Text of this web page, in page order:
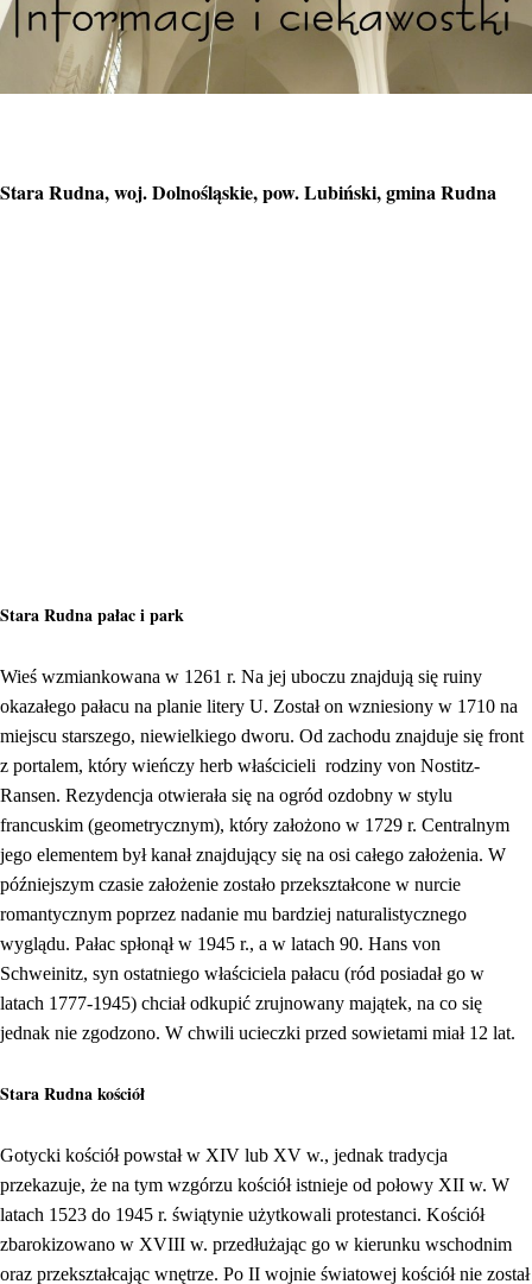
Stara Rudna, woj. Dolnośląskie, pow. Lubiński, gmina Rudna
Stara Rudna pałac i park
Wieś wzmiankowana w 1261 r. Na jej uboczu znajdują się ruiny
okazałego pałacu na planie litery U. Został on wzniesiony w 1710 na
miejscu starszego, niewielkiego dworu. Od zachodu znajduje się front
z portalem, który wieńczy herb właścicieli rodziny von Nostitz-
Ransen. Rezydencja otwierała się na ogród ozdobny w stylu
francuskim (geometrycznym), który założono w 1729 r. Centralnym
jego elementem był kanał znajdujący się na osi całego założenia. W
późniejszym czasie założenie zostało przekształcone w nurcie
romantycznym poprzez nadanie mu bardziej naturalistycznego
wyglądu. Pałac spłonął w 1945 r., a w latach 90. Hans von
Schweinitz, syn ostatniego właściciela pałacu (ród posiadał go w
latach 1777-1945) chciał odkupić zrujnowany majątek, na co się
jednak nie zgodzono. W chwili ucieczki przed sowietami miał 12 lat.
Stara Rudna kościół
Gotycki kościół powstał w XIV lub XV w., jednak tradycja
przekazuje, że na tym wzgórzu kościół istnieje od połowy XII w. W
latach 1523 do 1945 r. świątynie użytkowali protestanci. Kościół
zbarokizowano w XVIII w. przedłużając go w kierunku wschodnim
oraz przekształcając wnętrze. Po II wojnie światowej kościół nie został